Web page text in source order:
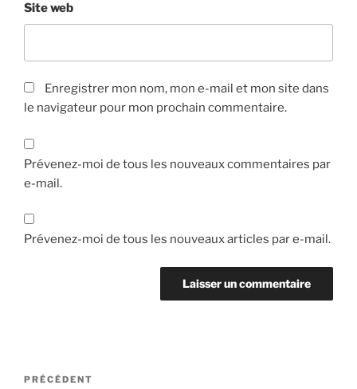
Site web
Enregistrer mon nom, mon e-mail et mon site dans
le navigateur pour mon prochain commentaire.
Prévenez-moi de tous les nouveaux commentaires par
e-mail.
Prévenez-moi de tous les nouveaux articles par e-mail.
Navigation
Article
PRÉCÉDENT